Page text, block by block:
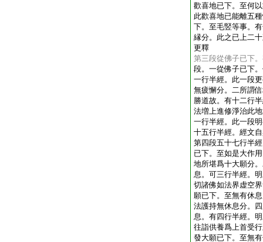
歡喜地已下。至何
此歡喜地已能離五
下。至毛竪等事。
縁分。此之已上二
更釋
第三段從佛子已下
段。一從佛子已下
一行半經。此一段
無疲懈分。二所謂
勝道故。有十二行
法増上進修淨治此
一行半經。此一段
十五行半經。經文
第四段五十七行半
已下。至如是大作
地所堪爲十大願分
息。可三行半經。
切諸佛如法界虚空
願已下。至無有休
法護持無休息分。
息。有四行半經。
往詣供養爲上首受
發大願已下。至無